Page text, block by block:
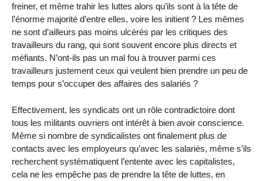
freiner, et même trahir les luttes alors qu’ils sont à la tête de
l’énorme majorité d’entre elles, voire les initient ? Les mêmes
ne sont d’ailleurs pas moins ulcérés par les critiques des
travailleurs du rang, qui sont souvent encore plus directs et
méfiants. N’ont-ils pas un mal fou à trouver parmi ces
travailleurs justement ceux qui veulent bien prendre un peu de
temps pour s’occuper des affaires des salariés ?
Effectivement, les syndicats ont un rôle contradictoire dont
tous les militants ouvriers ont intérêt à bien avoir conscience.
Même si nombre de syndicalistes ont finalement plus de
contacts avec les employeurs qu’avec les salariés, même s’ils
recherchent systématiquent l’entente avec les capitalistes,
cela ne les empêche pas de prendre la tête de luttes, en